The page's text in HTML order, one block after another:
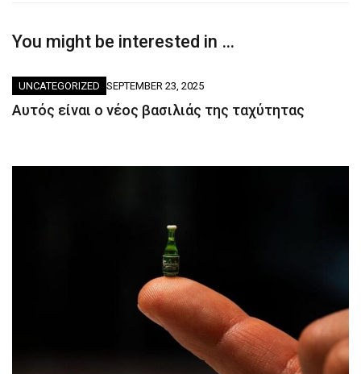
You might be interested in …
UNCATEGORIZED SEPTEMBER 23, 2025
Αυτός είναι ο νέος βασιλιάς της ταχύτητας